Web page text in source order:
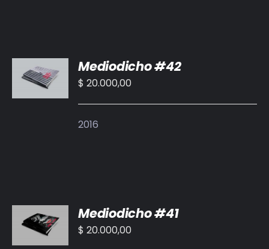
AL
CARRITO
/
Mediodicho #42
$ 20.000,00
2016
AL
CARRITO
/
Mediodicho #41
$ 20.000,00